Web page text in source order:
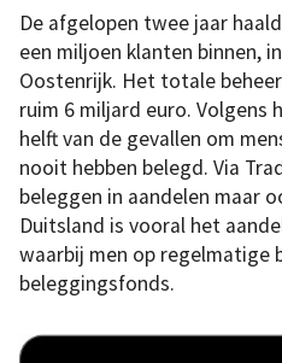
De afgelopen twee jaar
een miljoen klanten binnen,
Oostenrijk. Het totale
ruim 6 miljard euro.
helft van de gevallen om
nooit hebben belegd. Via
beleggen in aandelen maar
Duitsland is vooral het
waarbij men op regelmatige
beleggingsfonds.